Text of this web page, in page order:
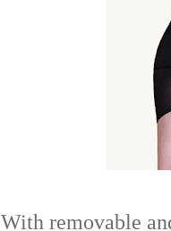
With removable